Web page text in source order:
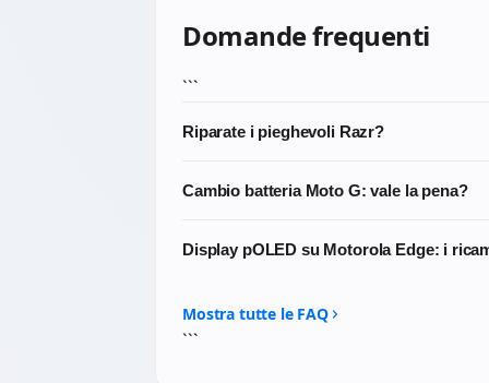
Domande frequenti
```
Riparate i pieghevoli Razr?
sostituzione del display interno, del
Cambio batteria Moto G: vale la pena?
tenere la carica permette di estendere
Display pOLED su Motorola Edge: i
Mostra tutte le FAQ
```